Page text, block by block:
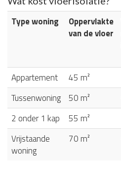
Type woning
Oppervlakte
van de vloer
Appartement
45 m²
Tussenwoning
50 m²
2 onder 1 kap
55 m²
Vrijstaande
woning
70 m²